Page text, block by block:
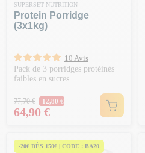
SUPERSET NUTRITION
Protein Porridge
(3x1kg)
10 Avis
Pack de 3 porridges protéinés
faibles en sucres
Prix Normal
77,70 € -12,80 €
Prix
64,90 €
-20€ DÈS 150€ | CODE : BA20